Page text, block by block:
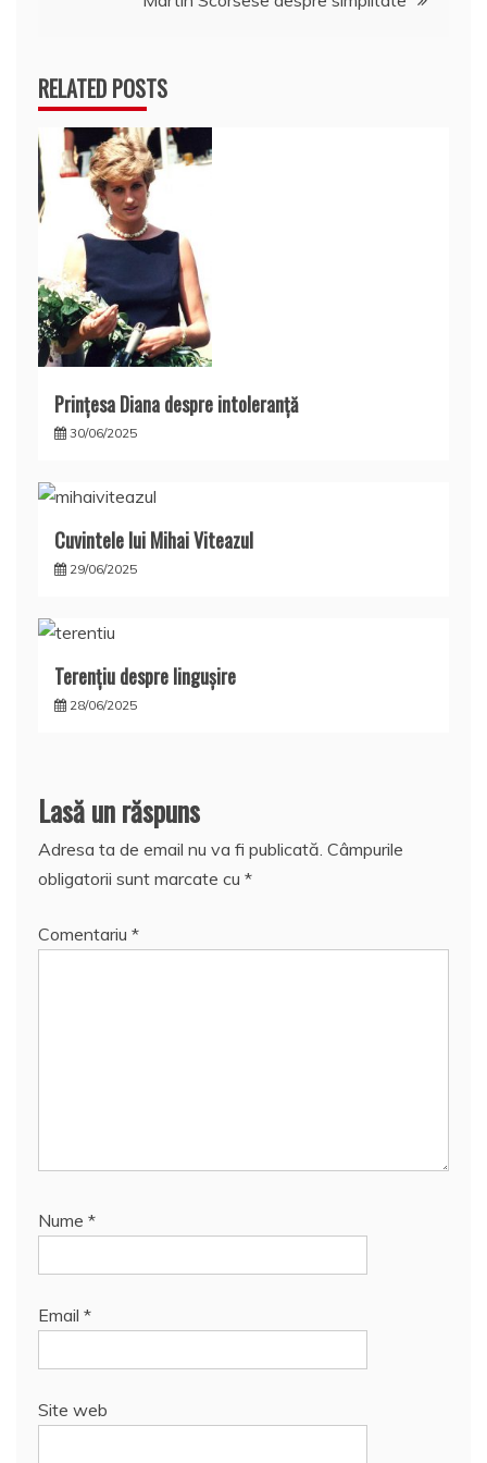
RELATED POSTS
Prințesa Diana despre intoleranță
30/06/2025
Cuvintele lui Mihai Viteazul
29/06/2025
Terențiu despre lingușire
28/06/2025
Lasă un răspuns
Adresa ta de email nu va fi publicată. Câmpurile
obligatorii sunt marcate cu *
Comentariu *
Nume *
Email *
Site web